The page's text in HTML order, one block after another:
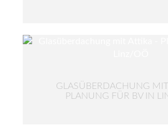
GLASÜBERDACHUNG
PLANUNG FÜR BV IN